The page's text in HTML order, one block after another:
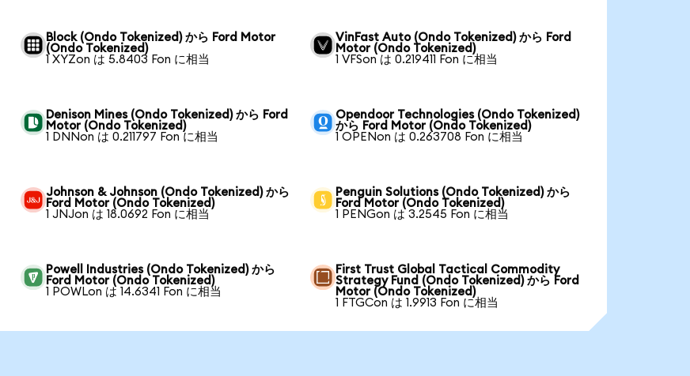
Block (Ondo Tokenized) から Ford Motor
(Ondo Tokenized)
1 XYZon は 5.8403 Fon に相当
VinFast Auto (Ondo Tokenized) から Ford
Motor (Ondo Tokenized)
1 VFSon は 0.219411 Fon に相当
Denison Mines (Ondo Tokenized) から Ford
Motor (Ondo Tokenized)
1 DNNon は 0.211797 Fon に相当
Opendoor Technologies (Ondo Tokenized)
から Ford Motor (Ondo Tokenized)
1 OPENon は 0.263708 Fon に相当
Johnson & Johnson (Ondo Tokenized) から
Ford Motor (Ondo Tokenized)
1 JNJon は 18.0692 Fon に相当
Penguin Solutions (Ondo Tokenized) から
Ford Motor (Ondo Tokenized)
1 PENGon は 3.2545 Fon に相当
Powell Industries (Ondo Tokenized) から
Ford Motor (Ondo Tokenized)
1 POWLon は 14.6341 Fon に相当
First Trust Global Tactical Commodity
Strategy Fund (Ondo Tokenized) から Ford
Motor (Ondo Tokenized)
1 FTGCon は 1.9913 Fon に相当